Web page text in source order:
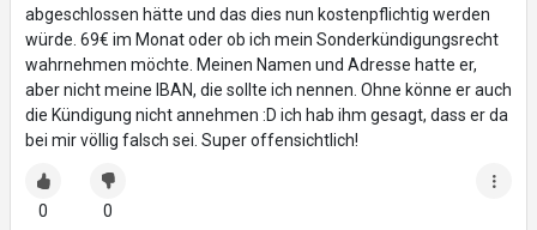
abgeschlossen hätte und das dies nun kostenpflichtig werden
würde. 69€ im Monat oder ob ich mein Sonderkündigungsrecht
wahrnehmen möchte. Meinen Namen und Adresse hatte er,
aber nicht meine IBAN, die sollte ich nennen. Ohne könne er auch
die Kündigung nicht annehmen :D ich hab ihm gesagt, dass er da
bei mir völlig falsch sei. Super offensichtlich!
0 0